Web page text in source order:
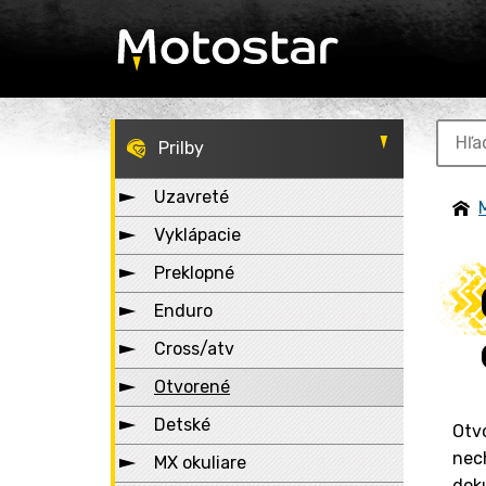
Prilby
Uzavreté
Vyklápacie
Preklopné
Enduro
Cross/atv
Otvorené
Detské
MX okuliare